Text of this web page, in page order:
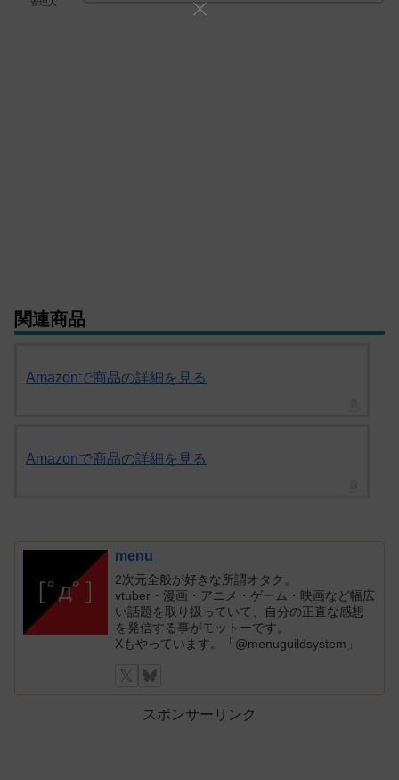
関連商品
Amazonで商品の詳細を見る
Amazonで商品の詳細を見る
menu
2次元全般が好きな所謂オタク。
vtuber・漫画・アニメ・ゲーム・映画など幅広
い話題を取り扱っていて、自分の正直な感想
を発信する事がモットーです。
Xもやっています。「@menuguildsystem」
スポンサーリンク